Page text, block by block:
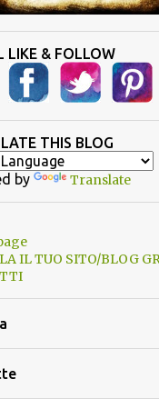
LIKE & FOLLOW
THIS BLOG
by Translate
IL TUO SITO/BLOG